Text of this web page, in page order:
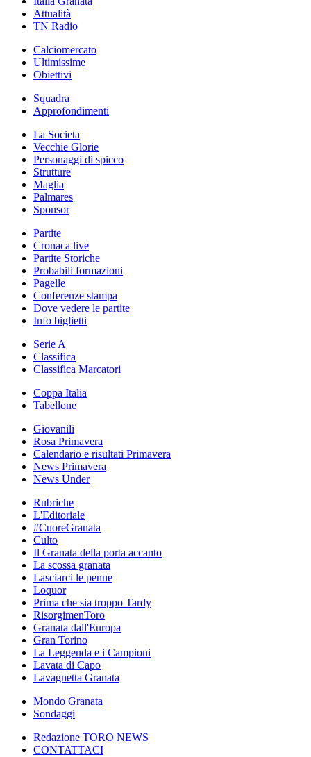
Attualità
TN Radio
Calciomercato
Ultimissime
Obiettivi
Squadra
Approfondimenti
La Societa
Vecchie Glorie
Personaggi di spicco
Strutture
Maglia
Palmares
Sponsor
Partite
Cronaca live
Partite Storiche
Probabili formazioni
Pagelle
Conferenze stampa
Dove vedere le partite
Info biglietti
Serie A
Classifica
Classifica Marcatori
Coppa Italia
Tabellone
Giovanili
Rosa Primavera
Calendario e risultati Primavera
News Primavera
News Under
Rubriche
L'Editoriale
#CuoreGranata
Culto
Il Granata della porta accanto
La scossa granata
Lasciarci le penne
Loquor
Prima che sia troppo Tardy
RisorgimenToro
Granata dall'Europa
Gran Torino
La Leggenda e i Campioni
Lavata di Capo
Lavagnetta Granata
Mondo Granata
Sondaggi
Redazione TORO NEWS
CONTATTACI